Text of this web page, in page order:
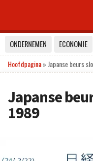
ONDERNEMEN ECONOMIE
Hoofdpagina» Japanse beurs
Japanse
1989